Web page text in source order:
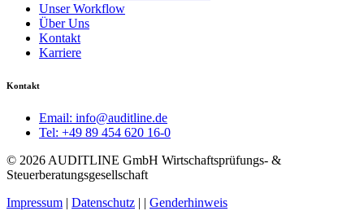
Unser Workflow
Über Uns
Kontakt
Karriere
Kontakt
Email: info@auditline.de
Tel: +49 89 454 620 16-0
© 2026 AUDITLINE GmbH Wirtschaftsprüfungs- &
Steuerberatungsgesellschaft
Impressum | Datenschutz | | Genderhinweis